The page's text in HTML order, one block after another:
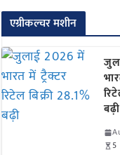
एग्रीकल्चर मशीन
बढ़ी